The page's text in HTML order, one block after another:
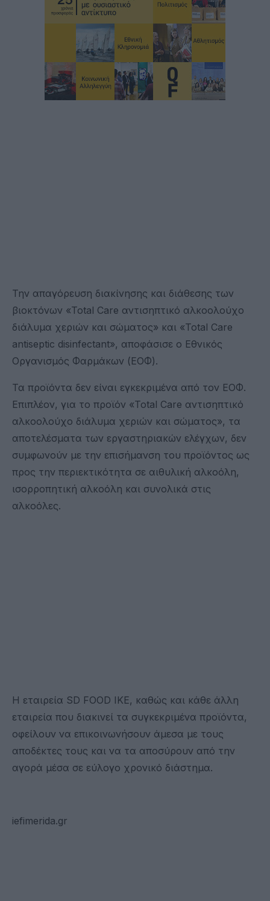
Την απαγόρευση διακίνησης και διάθεσης των
βιοκτόνων «Total Care αντισηπτικό αλκοολούχο
διάλυμα χεριών και σώματος» και «Total Care
antiseptic disinfectant», αποφάσισε ο Εθνικός
Οργανισμός Φαρμάκων (ΕΟΦ).
Τα προϊόντα δεν είναι εγκεκριμένα από τον ΕΟΦ.
Επιπλέον, για το προϊόν «Total Care αντισηπτικό
αλκοολούχο διάλυμα χεριών και σώματος», τα
αποτελέσματα των εργαστηριακών ελέγχων, δεν
συμφωνούν με την επισήμανση του προϊόντος ως
προς την περιεκτικότητα σε αιθυλική αλκοόλη,
ισορροπητική αλκοόλη και συνολικά στις
αλκοόλες.
Η εταιρεία SD FOOD IKE, καθώς και κάθε άλλη
εταιρεία που διακινεί τα συγκεκριμένα προϊόντα,
οφείλουν να επικοινωνήσουν άμεσα με τους
αποδέκτες τους και να τα αποσύρουν από την
αγορά μέσα σε εύλογο χρονικό διάστημα.
iefimerida.gr